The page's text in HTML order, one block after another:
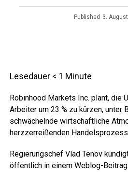
Published 3.
Lesedauer < 1 Minute
Robinhood Markets Inc. plant, die
Arbeiter um 23 % zu kürzen, unter
schwächelnde wirtschaftliche
herzzerreißenden
Regierungschef Vlad Tenov
öffentlich in einem Weblog-